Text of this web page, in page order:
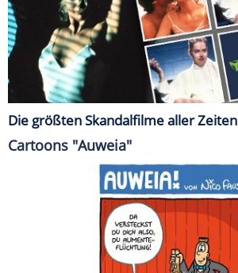
Die größten Skandalfilme aller Zeiten
Cartoons "Auweia"